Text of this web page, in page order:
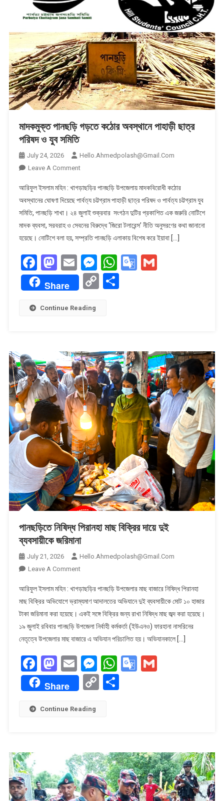
মাদকমুক্ত পানছড়ি গড়তে কঠোর অবস্থানে পাহাড়ী ছাত্র
পরিষদ ও যুব সমিতি
July 24, 2026
Hello.ahmedpolash@gmail.com
Leave A CommentOn
পানছড়ি
গড়তে
কঠোর
অবস্থানে
পাহাড়ী
পরিষদ
ও
আরিফুল ইসলাম মহিন : খাগড়াছড়ির পানছড়ি উপজেলায় মাদকবিরোধী কঠোর
অবস্থানের ঘোষণা দিয়েছে পার্বত্য চট্টগ্রাম পাহাড়ী ছাত্র পরিষদ ও পার্বত্য চট্টগ্রাম যুব
সমিতি, পানছড়ি শাখা। ২৪ জুলাই শুক্রবার সংগঠন দুটির প্রকাশিত এক জরুরি নোটিশে
মাদক ব্যবসা, সরবরাহ ও সেবনের বিরুদ্ধে ‘জিরো টলারেন্স’ নীতি অনুসরণের কথা জানানো
হয়েছে। নোটিশে বলা হয়, সম্প্রতি পানছড়ি এলাকায় বিশেষ করে ইয়াবা […]
Facebook
Mastodon
EmailMessenger
WhatsApp
Google
Gmail
Share
CopyShare
Continue Reading
পানছড়িতে নিষিদ্ধ পিরানহা মাছ বিক্রির দায়ে দুই
ব্যবসায়ীকে জরিমানা
July 21, 2026
Hello.ahmedpolash@gmail.com
Leave A CommentOn
নিষিদ্ধ
পিরানহা
মাছ
বিক্রির
দায়ে
ব্যবসায়ীকে
জরিমানা
আরিফুল ইসলাম মহিন : খাগড়াছড়ির পানছড়ি উপজেলার মাছ বাজারে নিষিদ্ধ পিরানহা
মাছ বিক্রির অভিযোগে ভ্রাম্যমাণ আদালতের অভিযানে দুই ব্যবসায়ীকে মোট ১০ হাজার
টাকা জরিমানা করা হয়েছে। একই সঙ্গে বিক্রির জন্য রাখা নিষিদ্ধ মাছ জব্দ করা হয়েছে।
১৯ জুলাই রবিবার পানছড়ি উপজেলা নির্বাহী কর্মকর্তা (ইউএনও) ফারহানা নাসরিনের
নেতৃত্বে উপজেলার মাছ বাজারে এ অভিযান পরিচালিত হয়। অভিযানকালে […]
Facebook
Mastodon
EmailMessenger
WhatsApp
Google
Gmail
Share
CopyShare
Continue Reading